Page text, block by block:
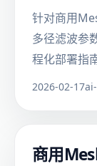
针对商用
多径滤波参
程化部署指
2026-02-17
商用